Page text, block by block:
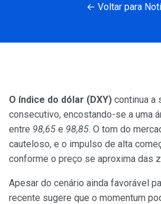
← Voltar para
O índice do dólar (DXY) continua a
consecutivo, encostando-se a uma
entre 98,65 e 98,85. O tom do
cauteloso, e o impulso de alta
conforme o preço se aproxima das
Apesar do cenário ainda favorável
recente sugere que o momentum